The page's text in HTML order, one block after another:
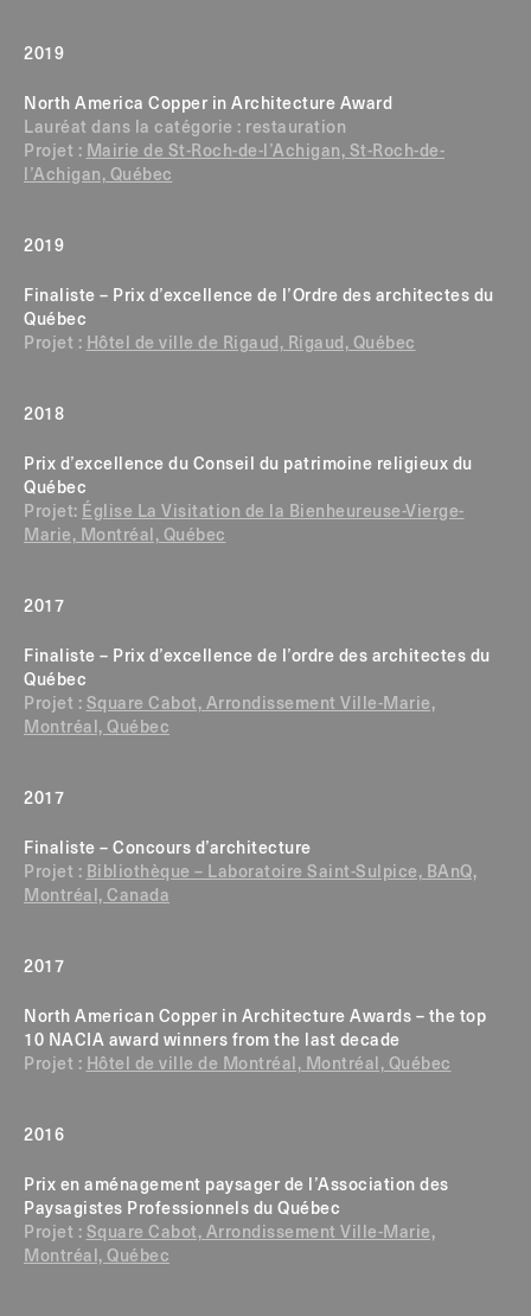
2019
North America Copper in Architecture Award
Lauréat dans la catégorie : restauration
Projet : Mairie de St-Roch-de-l’Achigan, St-Roch-de-
l’Achigan, Québec
2019
Finaliste – Prix d’excellence de l’Ordre des architectes du
Québec
Projet : Hôtel de ville de Rigaud, Rigaud, Québec
2018
Prix d’excellence du Conseil du patrimoine religieux du
Québec
Projet: Église La Visitation de la Bienheureuse-Vierge-
Marie, Montréal, Québec
2017
Finaliste – Prix d’excellence de l’ordre des architectes du
Québec
Projet : Square Cabot, Arrondissement Ville-Marie,
Montréal, Québec
2017
Finaliste – Concours d’architecture
Projet : Bibliothèque – Laboratoire Saint-Sulpice, BAnQ,
Montréal, Canada
2017
North American Copper in Architecture Awards – the top
10 NACIA award winners from the last decade
Projet : Hôtel de ville de Montréal, Montréal, Québec
2016
Prix en aménagement paysager de l’Association des
Paysagistes Professionnels du Québec
Projet : Square Cabot, Arrondissement Ville-Marie,
Montréal, Québec